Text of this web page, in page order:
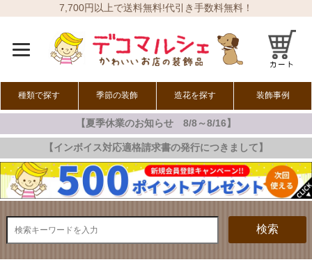
7,700円以上で送料無料!代引き手数料無料！
種類で探す 季節の装飾
春の装飾
夏の装飾
秋の装飾
冬の装飾
オールシーズン
造花を探す 装飾事例
【夏季休業のお知らせ 8/8～8/16】
【インボイス対応適格請求書の発行につきまして】
検索